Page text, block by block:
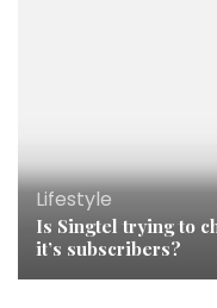
Lifestyle
Is Singtel trying to
it’s subscribers?